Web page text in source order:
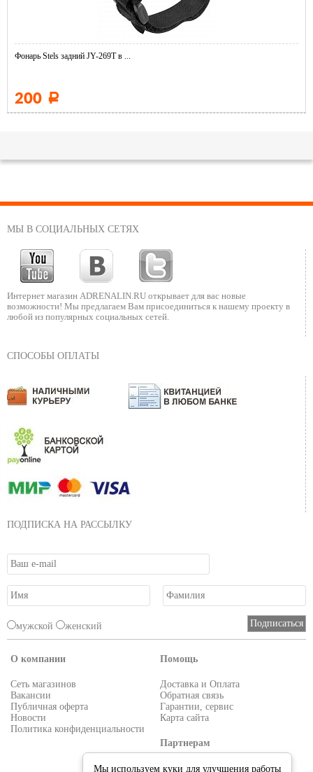
Фонарь Stels задний JY-269T в ...
200 Р
МЫ В СОЦИАЛЬНЫХ СЕТЯХ
Интернет магазин ADRENALIN.RU открывает для вас новые
возможности! Мы предлагаем Вам присоединиться к нашему проекту в
любой из популярных социальных сетей.
СПОСОБЫ ОПЛАТЫ
ПОДПИСКА НА РАССЫЛКУ
мужской женский
О компании
Сеть магазинов
Вакансии
Публичная оферта
Новости
Политика конфиденциальности
Помощь
Доставка и Оплата
Обратная связь
Гарантии, сервис
Карта сайта
Партнерам
Условия работы
Мы используем куки для улучшения работы